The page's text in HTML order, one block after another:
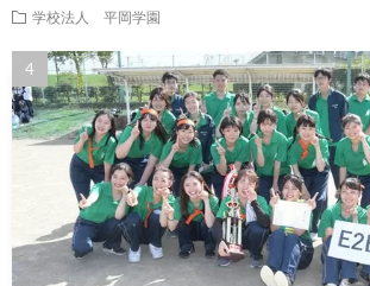
学校法人 平岡学園